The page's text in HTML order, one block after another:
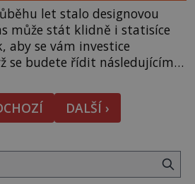
let stalo designovou
může stát klidně i statisíce
aby se vám investice
se budete řídit následujícími
Nemá smysl koupit
na prach rozdrtí a vy
DALŠÍ ›